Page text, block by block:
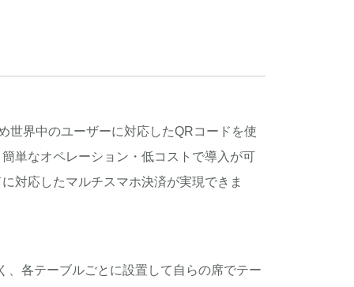
世界中のユーザーに対応したQRコードを使
単なオペレーション・低コストで導入が可
対応したマルチスマホ決済が実現できま
、各テーブルごとに設置して自らの席でテー